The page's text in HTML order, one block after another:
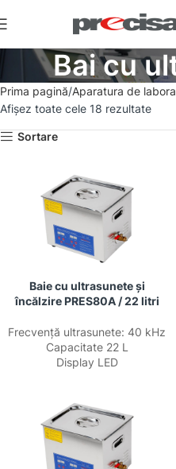
Bai cu
Prima pagină Aparatura de
Afișez toate cele 18 rezultate
Sortare
Baie cu ultrasunete și
încălzire PRES80A / 22 litri
Frecvență ultrasunete: 40 kHz
Capacitate 22 L
Display LED